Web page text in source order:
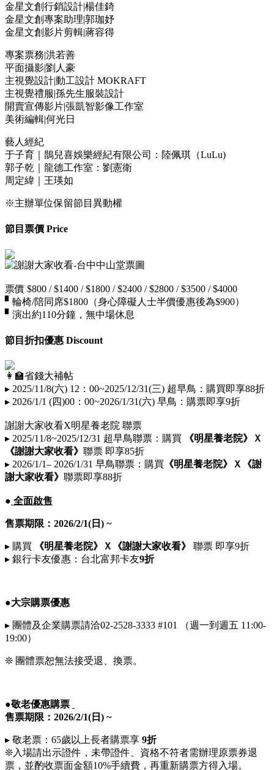
金星文創行銷設計|楊佳錡
金星文創專案助理|郭珈妤
金星文創影片剪輯|蔣容得
專案票務|洪若善
平面攝影|劉人豪
主視覺設計|動工設計 MOKRAFT
主視覺禮服|孫先生服裝設計
開賣宣傳影片|張凱智影像工作室
美術編輯|何光日
藝人經紀
于子育｜鵲兒喜娛樂經紀有限公司：陸佩琪（LuLu)
郭子乾｜龍德工作室：劉憲衛
周定緯｜王瑛如
※主辦單位保留節目異動權
節目票價 Price
票價 $800 / $1400 / $1800 / $2400 / $2800 / $3500 / $4000
▘輪椅/陪同席$1800（身心障礙人士半價優惠後為$900）
▘演出約110分鐘，無中場休息
節目折扣優惠 Discount
👩🏫省錢大補帖
▸ 2025/11/8(六) 12：00~2025/12/31(三) 超早鳥：購買即享88折
▸ 2026/1/1 (四)00：00~2026/1/31(六) 早鳥：購票即享9折
謝謝大家收看X明星養老院 聯票
▸ 2025/11/8~2025/12/31 超早鳥聯票：購買
《明星養老院》Ｘ
《謝謝大家收看》 聯票 即享85折
▸ 2026/1/1– 2026/1/31 早鳥聯票 ：購買 《明星養老院》Ｘ《謝
謝大家收看》 聯票即享88折
● 全面啟售
售票期 限：2026/2/1(日) ~
▸ 購買 《明星養老院》Ｘ《謝謝大家收看》 聯票 即享9折
▸ 銀行卡友優惠：台北富邦卡友9折
●大宗購票優惠
▸ 團體及企業購票請洽02-2528-3333 #101 （週一到週五 11:00-
19:00）
❊ 團體票恕無法接受退、換票。
●敬老優惠購票
售票期限： 2026/2/1(日) ~
▸ 敬老票：65歲以上長者購票享 9折
❊入場請出示證件，未帶證件、資格不符者需辦理原票券退
票，並酌收票面金額10%手續費，再重新購票方得入場。